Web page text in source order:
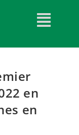
en
en